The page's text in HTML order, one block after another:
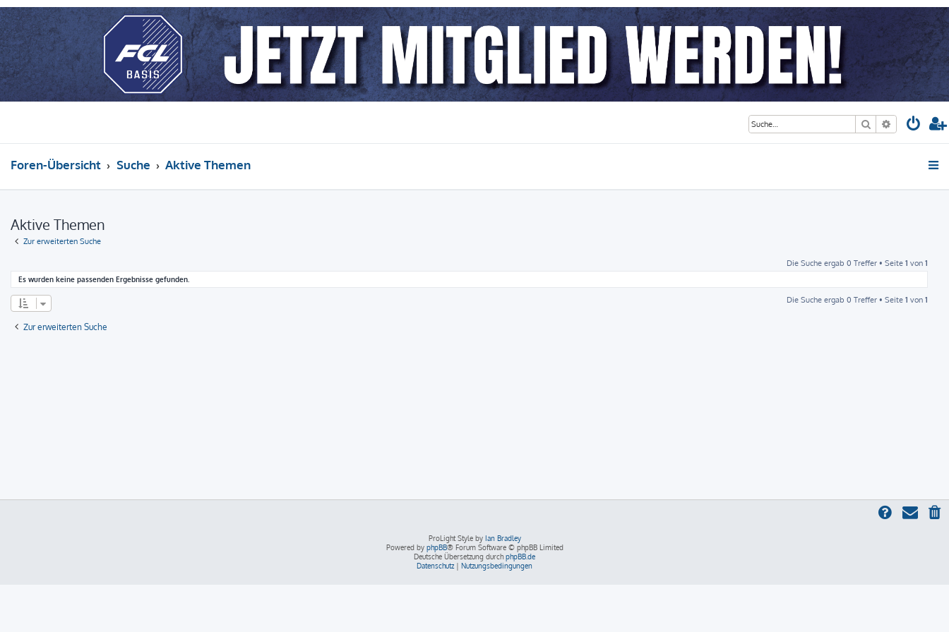
Suche Erweiterte
Foren-Übersicht Suche Aktive Themen
Aktive Themen
Zur erweiterten Suche
Die Suche ergab 0 Treffer • Seite 1 von 1
Es wurden keine passenden Ergebnisse gefunden.
Die Suche ergab 0 Treffer • Seite 1 von 1
Zur erweiterten Suche
ProLight Style by Ian Bradley
Powered by phpBB® Forum Software © phpBB Limited
Deutsche Übersetzung durch phpBB.de
Datenschutz
Nutzungsbedingungen